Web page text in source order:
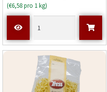
(€6,58 pro 1 kg)